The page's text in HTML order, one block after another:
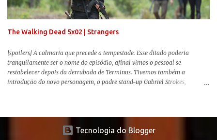
amam filmes com temática apocalíptica, a produção pode até funcionar
como entretenimento mediano. Todo o cenário de fuga, pânico col...
The Walking Dead 5x02 | Strangers
[spoilers] A calmaria que precede a tempestade. Esse ditado poderia
tranquilamente ser o nome do episódio, afinal vimos o pessoal se
restabelecer depois da derrubada de Terminus. Tivemos também a
introdução do novo personagem, o padre stand-up Gabriel Strokes,
Tecnologia do Blogger